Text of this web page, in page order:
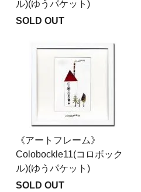
ル)(ゆうパケット)
SOLD OUT
《アートフレーム》
Colobockle11(コロボック
ル)(ゆうパケット)
SOLD OUT